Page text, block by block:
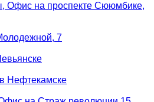
Офис на проспекте Сююмбике,
7
Нефтекамске